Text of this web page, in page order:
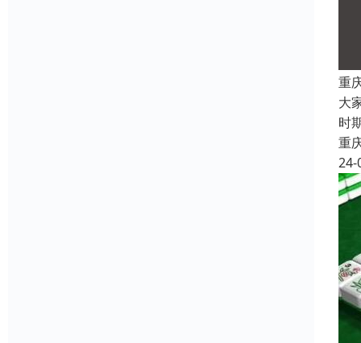
重
大
时
重
24-